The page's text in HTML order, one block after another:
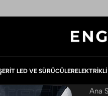
LED VE SÜRÜCÜLER
Ana